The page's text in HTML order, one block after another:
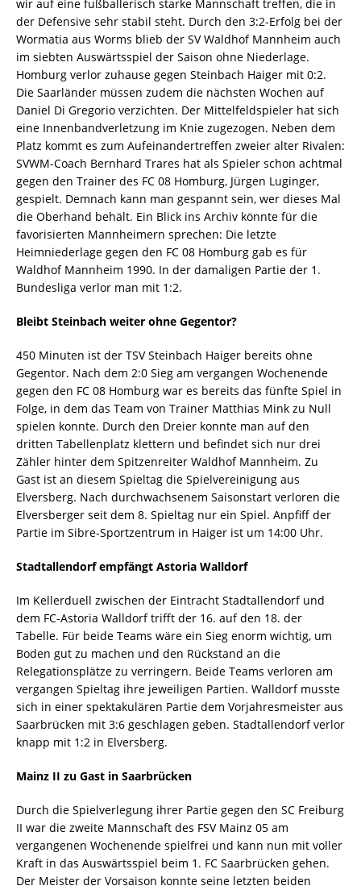
wir auf eine fußballerisch starke Mannschaft treffen, die in
der Defensive sehr stabil steht. Durch den 3:2-Erfolg bei der
Wormatia aus Worms blieb der SV Waldhof Mannheim auch
im siebten Auswärtsspiel der Saison ohne Niederlage.
Homburg verlor zuhause gegen Steinbach Haiger mit 0:2.
Die Saarländer müssen zudem die nächsten Wochen auf
Daniel Di Gregorio verzichten. Der Mittelfeldspieler hat sich
eine Innenbandverletzung im Knie zugezogen. Neben dem
Platz kommt es zum Aufeinandertreffen zweier alter Rivalen:
SVWM-Coach Bernhard Trares hat als Spieler schon achtmal
gegen den Trainer des FC 08 Homburg, Jürgen Luginger,
gespielt. Demnach kann man gespannt sein, wer dieses Mal
die Oberhand behält. Ein Blick ins Archiv könnte für die
favorisierten Mannheimern sprechen: Die letzte
Heimniederlage gegen den FC 08 Homburg gab es für
Waldhof Mannheim 1990. In der damaligen Partie der 1.
Bundesliga verlor man mit 1:2.
Bleibt Steinbach weiter ohne Gegentor?
450 Minuten ist der TSV Steinbach Haiger bereits ohne
Gegentor. Nach dem 2:0 Sieg am vergangen Wochenende
gegen den FC 08 Homburg war es bereits das fünfte Spiel in
Folge, in dem das Team von Trainer Matthias Mink zu Null
spielen konnte. Durch den Dreier konnte man auf den
dritten Tabellenplatz klettern und befindet sich nur drei
Zähler hinter dem Spitzenreiter Waldhof Mannheim. Zu
Gast ist an diesem Spieltag die Spielvereinigung aus
Elversberg. Nach durchwachsenem Saisonstart verloren die
Elversberger seit dem 8. Spieltag nur ein Spiel. Anpfiff der
Partie im Sibre-Sportzentrum in Haiger ist um 14:00 Uhr.
Stadtallendorf empfängt Astoria Walldorf
Im Kellerduell zwischen der Eintracht Stadtallendorf und
dem FC-Astoria Walldorf trifft der 16. auf den 18. der
Tabelle. Für beide Teams wäre ein Sieg enorm wichtig, um
Boden gut zu machen und den Rückstand an die
Relegationsplätze zu verringern. Beide Teams verloren am
vergangen Spieltag ihre jeweiligen Partien. Walldorf musste
sich in einer spektakulären Partie dem Vorjahresmeister aus
Saarbrücken mit 3:6 geschlagen geben. Stadtallendorf verlor
knapp mit 1:2 in Elversberg.
Mainz II zu Gast in Saarbrücken
Durch die Spielverlegung ihrer Partie gegen den SC Freiburg
II war die zweite Mannschaft des FSV Mainz 05 am
vergangenen Wochenende spielfrei und kann nun mit voller
Kraft in das Auswärtsspiel beim 1. FC Saarbrücken gehen.
Der Meister der Vorsaison konnte seine letzten beiden